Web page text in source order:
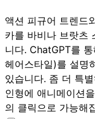
액션 피규어 트렌드
카를 바비나 브랏츠
니다. ChatGPT를
헤어스타일)를 설명
있습니다. 좀 더 특
인형에 애니메이션
의 클릭으로 가능해